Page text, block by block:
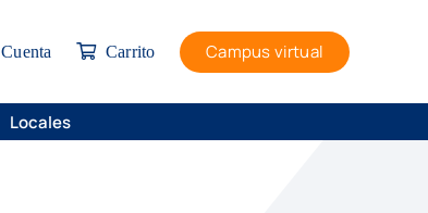
Carrito Campus virtual
Locales